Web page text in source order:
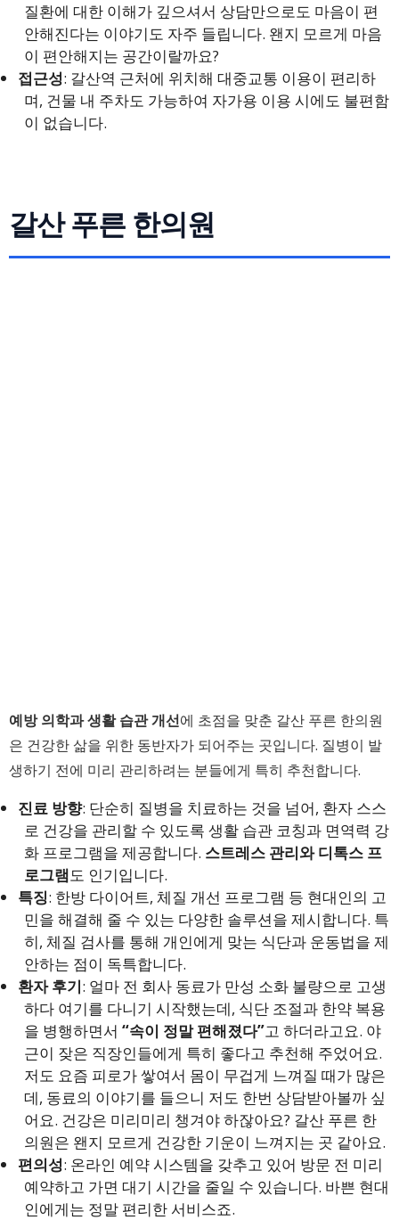
질환에 대한 이해가 깊으셔서 상담만으로도 마음이 편
안해진다는 이야기도 자주 들립니다. 왠지 모르게 마음
이 편안해지는 공간이랄까요?
접근성: 갈산역 근처에 위치해 대중교통 이용이 편리하
며, 건물 내 주차도 가능하여 자가용 이용 시에도 불편함
이 없습니다.
갈산 푸른 한의원
예방 의학과 생활 습관 개선에 초점을 맞춘 갈산 푸른 한의원
은 건강한 삶을 위한 동반자가 되어주는 곳입니다. 질병이 발
생하기 전에 미리 관리하려는 분들에게 특히 추천합니다.
진료 방향: 단순히 질병을 치료하는 것을 넘어, 환자 스스
로 건강을 관리할 수 있도록 생활 습관 코칭과 면역력 강
화 프로그램을 제공합니다. 스트레스 관리와 디톡스 프
로그램도 인기입니다.
특징: 한방 다이어트, 체질 개선 프로그램 등 현대인의 고
민을 해결해 줄 수 있는 다양한 솔루션을 제시합니다. 특
히, 체질 검사를 통해 개인에게 맞는 식단과 운동법을 제
안하는 점이 독특합니다.
환자 후기: 얼마 전 회사 동료가 만성 소화 불량으로 고생
하다 여기를 다니기 시작했는데, 식단 조절과 한약 복용
을 병행하면서 “속이 정말 편해졌다”고 하더라고요. 야
근이 잦은 직장인들에게 특히 좋다고 추천해 주었어요.
저도 요즘 피로가 쌓여서 몸이 무겁게 느껴질 때가 많은
데, 동료의 이야기를 들으니 저도 한번 상담받아볼까 싶
어요. 건강은 미리미리 챙겨야 하잖아요? 갈산 푸른 한
의원은 왠지 모르게 건강한 기운이 느껴지는 곳 같아요.
편의성: 온라인 예약 시스템을 갖추고 있어 방문 전 미리
예약하고 가면 대기 시간을 줄일 수 있습니다. 바쁜 현대
인에게는 정말 편리한 서비스죠.